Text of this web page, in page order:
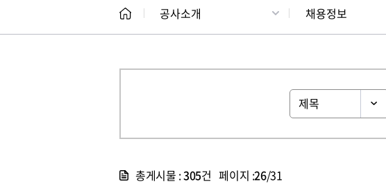
공사소개 채용정보
총게시물 :305건 페이지 :26/31